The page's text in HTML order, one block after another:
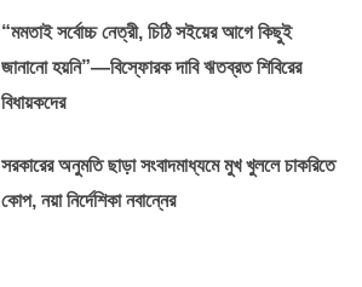
“মমতাই সর্বোচ্চ নেত্রী, চিঠি সইয়ের আগে কিছুই
জানানো হয়নি”—বিস্ফোরক দাবি ঋতব্রত শিবিরের
বিধায়কদের
সরকারের অনুমতি ছাড়া সংবাদমাধ্যমে মুখ খুললে চাকরিতে
কোপ, নয়া নির্দেশিকা নবান্নের